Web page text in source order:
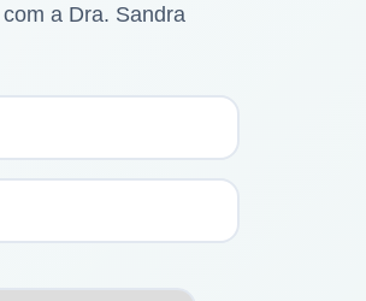
a Dra. Sandra